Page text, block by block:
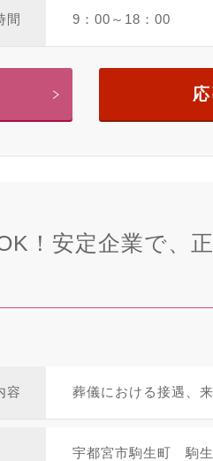
間 9：00～18：00
！安定企業で、
容 葬儀における接遇、
宇都宮市駒生町 駒